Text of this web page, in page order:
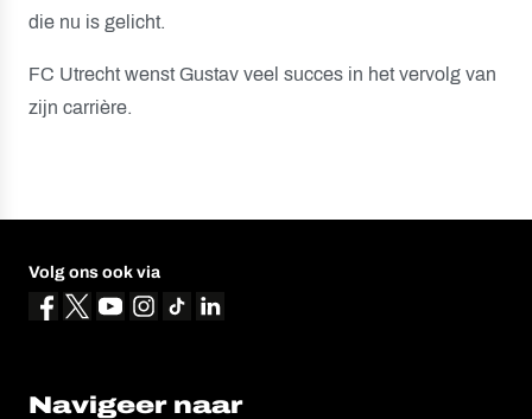
die nu is gelicht.
FC Utrecht wenst Gustav veel succes in het vervolg van
zijn carrière.
Volg ons ook via
Navigeer naar